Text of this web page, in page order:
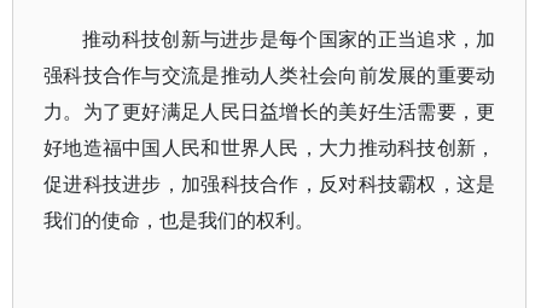
推动科技创新与进步是每个国家的正当追求，加
强科技合作与交流是推动人类社会向前发展的重要动
力。为了更好满足人民日益增长的美好生活需要，更
好地造福中国人民和世界人民，大力推动科技创新，
促进科技进步，加强科技合作，反对科技霸权，这是
我们的使命，也是我们的权利。